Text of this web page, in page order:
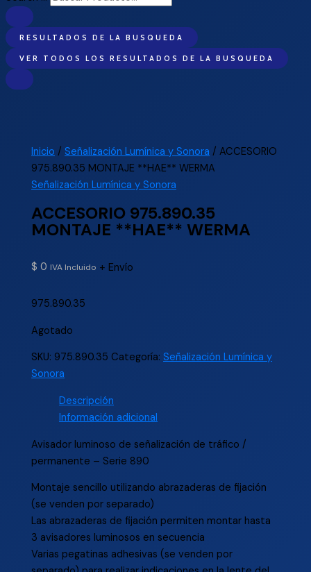
RESULTADOS DE LA BUSQUEDA
VER TODOS LOS RESULTADOS DE LA BUSQUEDA
Inicio /Señalización Lumínica y Sonora / ACCESORIO
975.890.35 MONTAJE **HAE** WERMA
Señalización Lumínica y Sonora
ACCESORIO 975.890.35
MONTAJE **HAE** WERMA
$ 0 IVA Incluido + Envío
975.890.35
Agotado
SKU: 975.890.35 Categoría:Señalización Lumínica y
Sonora
Descripción
Información adicional
Avisador luminoso de señalización de tráfico /
permanente – Serie 890
Montaje sencillo utilizando abrazaderas de fijación
(se venden por separado)
Las abrazaderas de fijación permiten montar hasta
3 avisadores luminosos en secuencia
Varias pegatinas adhesivas (se venden por